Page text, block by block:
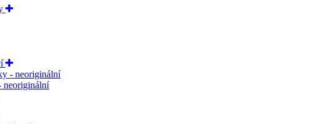
- neoriginální
neoriginální